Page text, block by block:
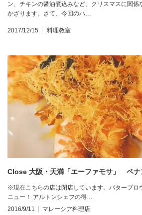
ン、チキンの醤油煮込みなど、クリスマスに関係
かざります。さて、今回のハ…
2017/12/15 料理教室
Close 大阪・天満「エーファモサ」 ペナ
※現在こちらの店は閉店しています。バタープロ
ニュー！ アルトンシェフの得…
2016/9/11
マレーシア料理店